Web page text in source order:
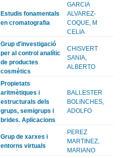
Estudis fonamentals
en cromatografia
GARCIA
ALVAREZ-
COQUE, M
CELIA
Grup d'investigació
per al control analític
de productes
cosmètics
CHISVERT
SANIA,
ALBERTO
Propietats
aritmètiques i
estructurals dels
grups, semigrups i
brides. Aplicacions
BALLESTER
BOLINCHES,
ADOLFO
Grup de xarxes i
entorns virtuals
PEREZ
MARTINEZ,
MARIANO